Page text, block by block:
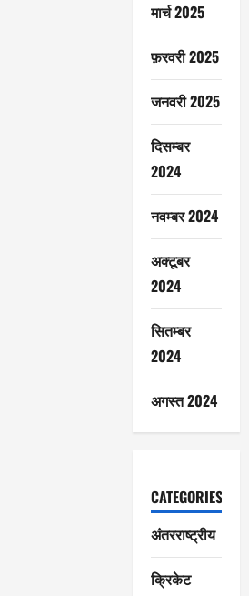
मार्च 2025
फ़रवरी 2025
जनवरी 2025
दिसम्बर
2024
नवम्बर 2024
अक्टूबर
2024
सितम्बर
2024
अगस्त 2024
CATEGORIES
अंतरराष्ट्रीय
क्रिकेट